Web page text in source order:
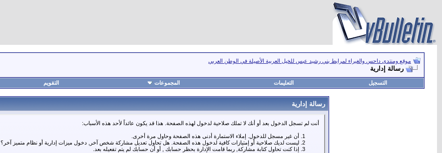
موقع ومنتدى داحس والغبراء لمرابط بني رشيد عبس للخيل العربية الأصيلة في الوطن العربي
رسالة إدارية
التسجيل التعليمات المجموعات التقويم
رسالة إدارية
أنت لم تسجل الدخول بعد أو أنك لا تملك صلاحية لدخول لهذه الصفحة. هذا قد يكون عائداً لأحد هذه الأسباب:
أن غير مسجل للدخول. إملاء الاستمارة أدنى هذه الصفحة وحاول مرة أخرى.
ليست لديك صلاحية أو إمتيازات كافية لدخول هذه الصفحة. هل تحاول تعديل مشاركة شخص آخر, دخول ميزات إدارية أو نظام متميز آخر؟
إذا كنت تحاول كتابة مشاركة, ربما قامت الإدارة بحظر حسابك , أو أن حسابك لم يتم تفعيله بعد.